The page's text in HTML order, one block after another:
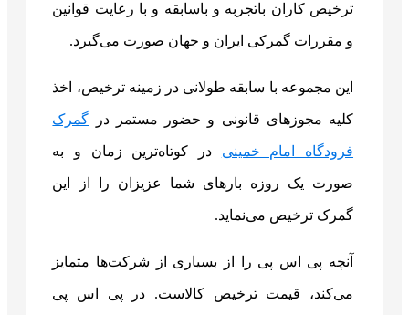
ترخیص کاران باتجربه و باسابقه و با رعایت قوانین
و مقررات گمرکی ایران و جهان صورت می‌گیرد.
این مجموعه با سابقه طولانی در زمینه ترخیص، اخذ
کلیه مجوز‌های قانونی و حضور مستمر در گمرک
فرودگاه امام خمینی در کوتاه‌ترین زمان و به
صورت یک روزه بار‌های شما عزیزان را از این
گمرک ترخیص می‌نماید.
آنچه پی اس پی را از بسیاری از شرکت‌ها متمایز
می‌کند، قیمت ترخیص کالاست. در پی اس پی